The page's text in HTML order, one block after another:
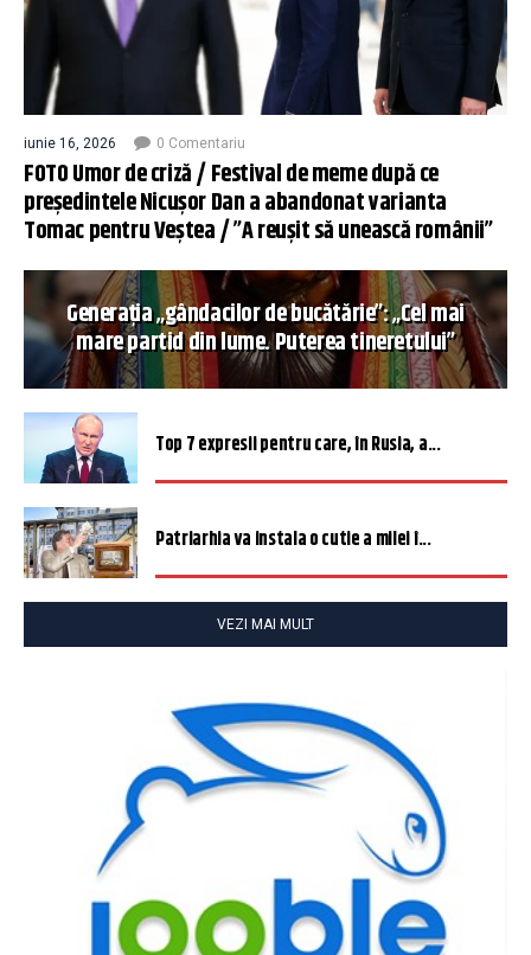
iunie 16, 2026 0 Comentariu
FOTO Umor de criză / Festival de meme după ce
președintele Nicușor Dan a abandonat varianta
Tomac pentru Veștea / ”A reușit să unească românii”
Generația „gândacilor de bucătărie”: „Cel mai
mare partid din lume. Puterea tineretului”
Top 7 expresii pentru care, în Rusia, a...
Patriarhia va instala o cutie a milei î...
VEZI MAI MULT